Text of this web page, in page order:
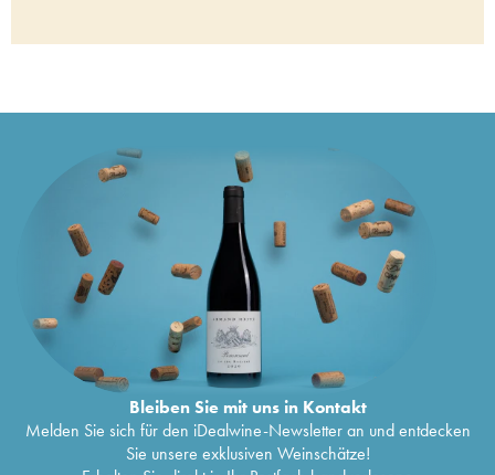
Talisker 1989 Of. One of 7000 - bottled 1999
Friends of the Classic Malts Limited Edition
Talisker 10 years Of. The Golden Spirit Of Skye
Classic Malts
219
Talisker 1958 Gordon & MacPhail
1.643
Talisker 8 years 2009 Of. Natural Cask
Strength bottled 2018 Limited Release
172
Talisker 20 years 1981 Of. Natural Cask
Strength - One of 9000 - bottled 2002
Talisker 27 years 1985 Of. Natural Cask
Strength - One of 3000 Maritime Edition
1.111
Talisker Langside Distillers Unique Star Refill
Hogshead - One of 380 Distiller's Art
94€
Bleiben Sie mit uns in Kontakt
Melden Sie sich für den iDealwine-Newsletter an und entdecken
Sie unsere exklusiven Weinschätze!